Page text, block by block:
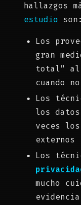
hallazgos
estudio son:
Los
gran
total”
cuando
Los
los
veces
externos
Los
mucho